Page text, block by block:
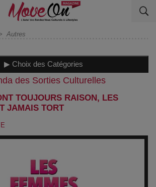
Autres
▶ Choix des Catégories
des Sorties Culturelles
TOUJOURS RAISON, LES
JAMAIS TORT